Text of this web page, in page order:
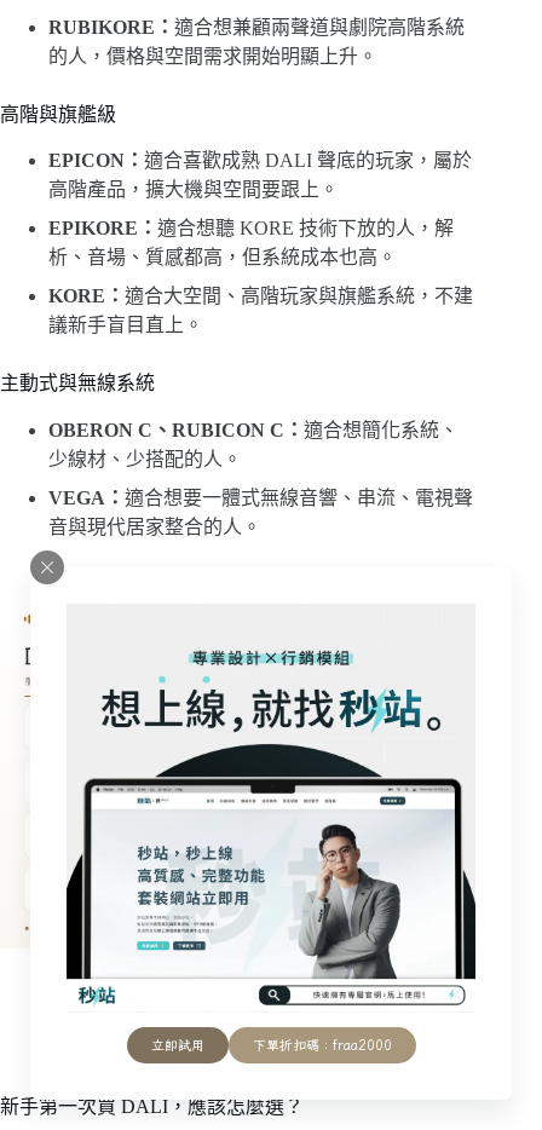
立即試用 下單折扣碼：fraa2000
RUBIKORE： 適合想兼顧兩聲道與劇院高階系統
的人，價格與空間需求開始明顯上升。
高階與旗艦級
EPICON： 適合喜歡成熟 DALI 聲底的玩家，屬於
高階產品，擴大機與空間要跟上。
EPIKORE： 適合想聽 KORE 技術下放的人，解
析、音場、質感都高，但系統成本也高。
KORE： 適合大空間、高階玩家與旗艦系統，不建
議新手盲目直上。
主動式與無線系統
OBERON C、RUBICON C： 適合想簡化系統、
少線材、少搭配的人。
VEGA： 適合想要一體式無線音響、串流、電視聲
音與現代居家整合的人。
新手第一次買 DALI，應該怎麼選？